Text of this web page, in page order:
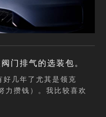
门排气的选装包。
好几年了尤其是领克
力攒钱）。我比较喜欢
不合法，上路的话交警